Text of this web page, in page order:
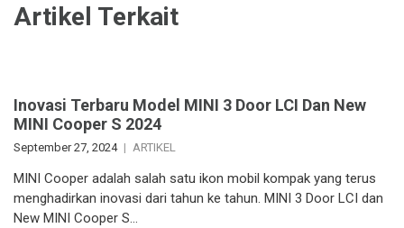
Artikel Terkait
Inovasi Terbaru Model MINI 3 Door LCI Dan New
MINI Cooper S 2024
September 27, 2024 ARTIKEL
MINI Cooper adalah salah satu ikon mobil kompak yang terus
menghadirkan inovasi dari tahun ke tahun. MINI 3 Door LCI dan
New MINI Cooper S…